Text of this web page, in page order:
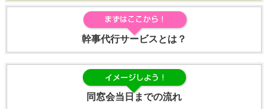
幹事代行サービスとは？
同窓会当日までの流れ